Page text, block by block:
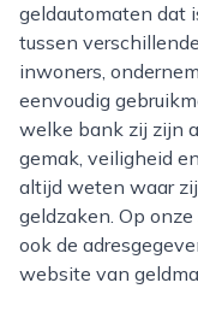
geldautomaten dat
tussen
inwoners,
eenvoudig
welke bank zij zijn
gemak, veiligheid
altijd weten waar
geldzaken. Op
ook de
website van